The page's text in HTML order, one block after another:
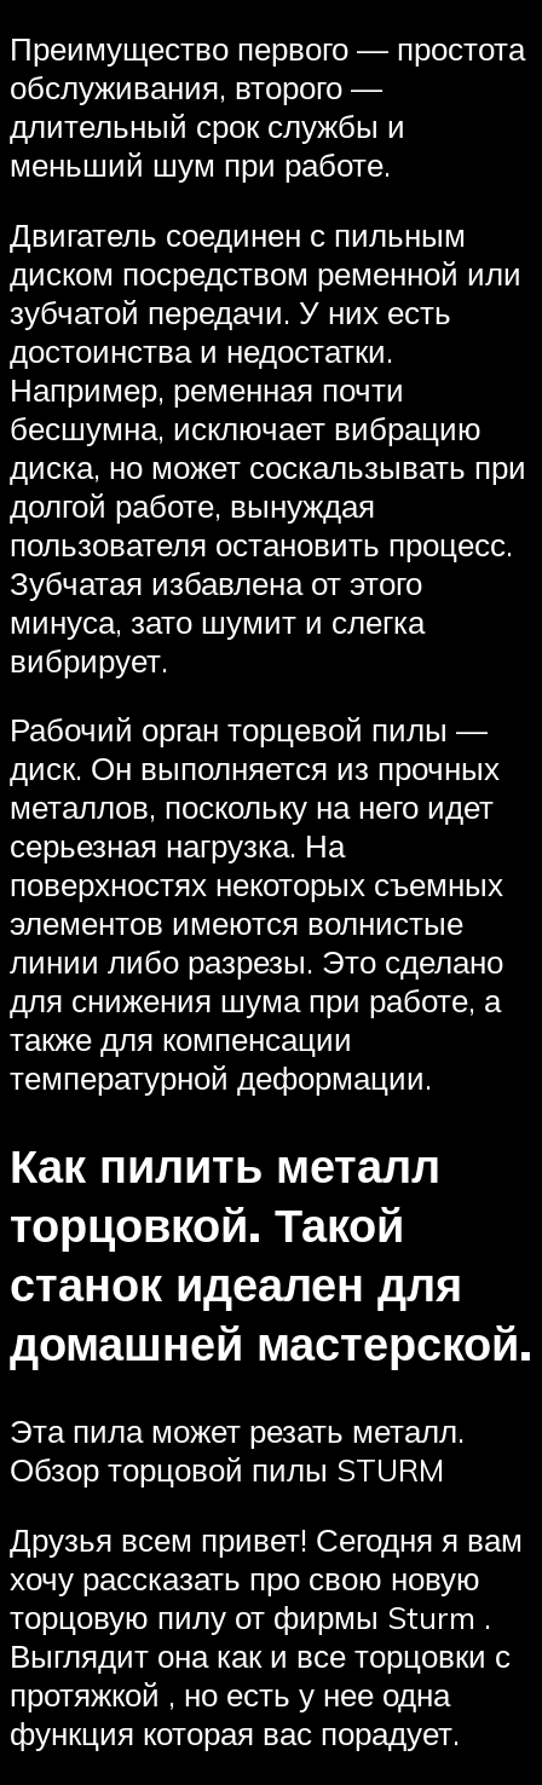
Преимущество первого — простота
обслуживания, второго —
длительный срок службы и
меньший шум при работе.
Двигатель соединен с пильным
диском посредством ременной или
зубчатой передачи. У них есть
достоинства и недостатки.
Например, ременная почти
бесшумна, исключает вибрацию
диска, но может соскальзывать при
долгой работе, вынуждая
пользователя остановить процесс.
Зубчатая избавлена от этого
минуса, зато шумит и слегка
вибрирует.
Рабочий орган торцевой пилы —
диск. Он выполняется из прочных
металлов, поскольку на него идет
серьезная нагрузка. На
поверхностях некоторых съемных
элементов имеются волнистые
линии либо разрезы. Это сделано
для снижения шума при работе, а
также для компенсации
температурной деформации.
Как пилить металл
торцовкой. Такой
станок идеален для
домашней мастерской.
Эта пила может резать металл.
Обзор торцовой пилы STURM
Друзья всем привет! Сегодня я вам
хочу рассказать про свою новую
торцовую пилу от фирмы Sturm .
Выглядит она как и все торцовки с
протяжкой , но есть у нее одна
функция которая вас порадует.